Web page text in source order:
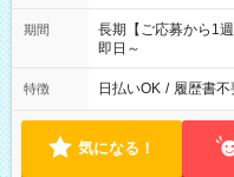
期間
長期【ご応募から1
即日～
特徴 日払いOK / 履歴書不
気になる！